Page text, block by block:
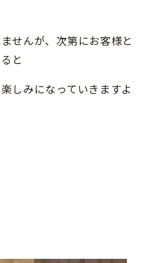
せんが、次第にお客様と
と
しみになっていきますよ